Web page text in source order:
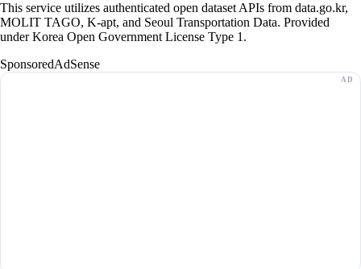
This service utilizes authenticated open dataset APIs from data.go.kr,
MOLIT TAGO, K-apt, and Seoul Transportation Data. Provided
under Korea Open Government License Type 1.
SponsoredAdSense